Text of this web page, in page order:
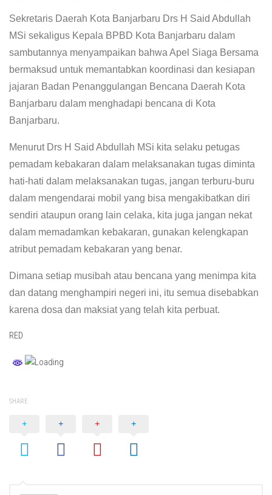
Sekretaris Daerah Kota Banjarbaru Drs H Said Abdullah
MSi sekaligus Kepala BPBD Kota Banjarbaru dalam
sambutannya menyampaikan bahwa Apel Siaga Bersama
bermaksud untuk memantabkan koordinasi dan kesiapan
jajaran Badan Penanggulangan Bencana Daerah Kota
Banjarbaru dalam menghadapi bencana di Kota
Banjarbaru.
Menurut Drs H Said Abdullah MSi kita selaku petugas
pemadam kebakaran dalam melaksanakan tugas diminta
hati-hati dalam melaksanakan tugas, jangan terburu-buru
dalam mengendarai mobil yang bisa mengakibatkan diri
sendiri ataupun orang lain celaka, kita juga jangan nekat
dalam memadamkan kebakaran, gunakan kelengkapan
atribut pemadam kebakaran yang benar.
Dimana setiap musibah atau bencana yang menimpa kita
dan datang menghampiri negeri ini, itu semua disebabkan
karena dosa dan maksiat yang telah kita perbuat.
RED
SHARE